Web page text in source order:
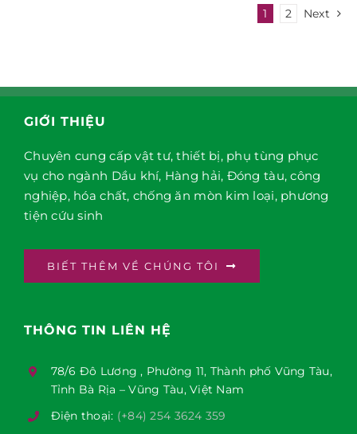
1 2 Next
GIỚI THIỆU
Chuyên cung cấp vật tư, thiết bị, phụ tùng phục
vụ cho ngành Dầu khí, Hàng hải, Đóng tàu, công
nghiệp, hóa chất, chống ăn mòn kim loại, phương
tiện cứu sinh
BIẾT THÊM VỀ CHÚNG TÔI
THÔNG TIN LIÊN HỆ
78/6 Đô Lương , Phường 11, Thành phố Vũng Tàu,
Tỉnh Bà Rịa – Vũng Tàu, Việt Nam
Điện thoại: (+84) 254 3624 359